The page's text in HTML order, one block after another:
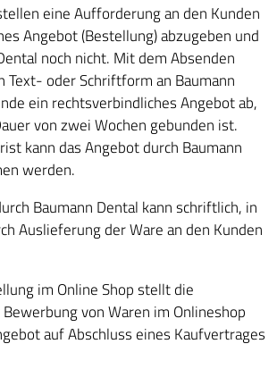
eine Aufforderung an den Kunden
Angebot (Bestellung) abzugeben und
noch nicht. Mit dem Absenden
Text- oder Schriftform an Baumann
ein rechtsverbindliches Angebot ab,
von zwei Wochen gebunden ist.
kann das Angebot durch Baumann
werden.
Baumann Dental kann schriftlich, in
Auslieferung der Ware an den Kunden
im Online Shop stellt die
von Waren im Onlineshop
auf Abschluss eines Kaufvertrages